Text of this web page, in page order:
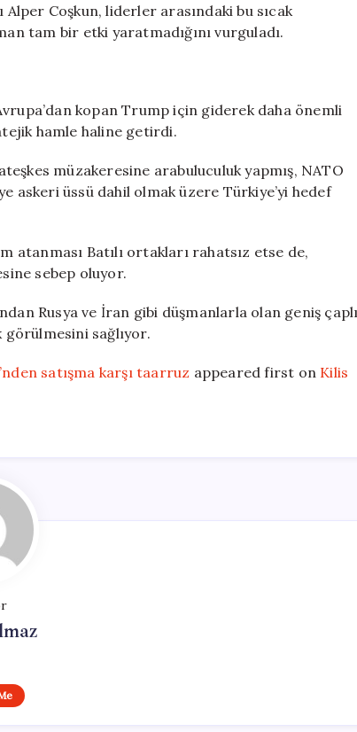
Coşkun, liderler arasındaki bu sıcak
tam bir etki yaratmadığını vurguladı.
kopan Trump için giderek daha önemli
hamle haline getirdi.
müzakeresine arabuluculuk yapmış, NATO
askeri üssü dahil olmak üzere Türkiye’yi hedef
atanması Batılı ortakları rahatsız etse de,
sebep oluyor.
Rusya ve İran gibi düşmanlarla olan geniş
sağlıyor.
satışma karşı taarruz appeared first on Kilis